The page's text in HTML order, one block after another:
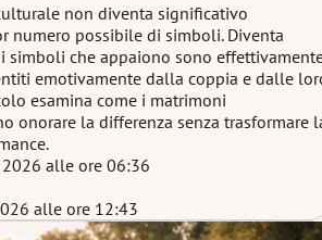
non diventa significativo
numero possibile di simboli. Diventa
simboli che appaiono sono
emotivamente dalla coppia e dalle
esamina come i matrimoni
onorare la differenza senza trasformare
alle ore 06:36
alle ore 12:43